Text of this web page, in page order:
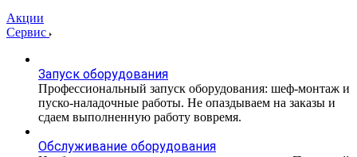
Акции
Сервис
Запуск оборудования
Профессиональный запуск оборудования: шеф-монтаж и
пуско-наладочные работы. Не опаздываем на заказы и
сдаем выполненную работу вовремя.
Обслуживание оборудования